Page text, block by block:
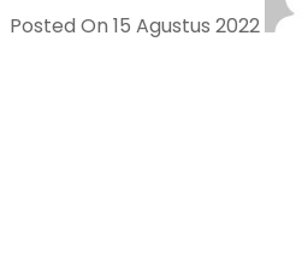
Posted On 15 Agustus 2022